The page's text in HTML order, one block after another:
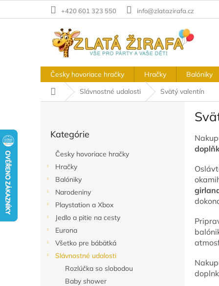
+420 601 323 550 info@zlatazirafa.cz
Česky hovoriace hračky Hračky Balóniky
DomovSlávnostné udalosti Svätý valentín
kategórie
Kategórie
Česky hovoriace hračky
Hračky
Balóniky
Narodeniny
Playstation a Xbox
Jedlo a pitie na cesty
Eurona
Všetko pre bábätká
Slávnostné udalosti
Rozlúčka so slobodou
Baby shower